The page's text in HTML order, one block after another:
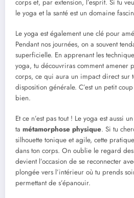
corps et, par extension, l’esprit. Si tu
le yoga et la santé est un domaine
Le yoga est également une clé pour
Pendant nos journées, on a souvent
superficielle. En apprenant les
yoga, tu découvriras comment amener
corps, ce qui aura un impact direct sur
disposition générale. C’est un petit
bien.
Et ce n’est pas tout ! Le yoga est aussi
ta métamorphose physique. Si tu
silhouette tonique et agile, cette
dans ton corps. On oublie le regard
devient l’occasion de se reconnecter
plongée vers l’intérieur où tu prends
permettant de s’épanouir.